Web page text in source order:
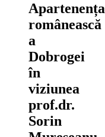
Apartenența
românească
a
Dobrogei
în
viziunea
prof.dr.
Sorin